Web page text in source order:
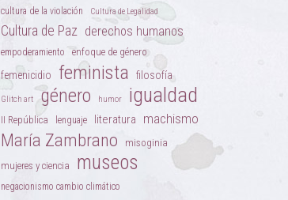
cultura de la violación Cultura de Legalidad
Cultura de Paz derechos humanos
empoderamiento enfoque de género
femenicidio feminista filosofía
Glitch art género humor igualdad
II República lenguaje literatura machismo
María Zambrano
misoginia
mujeres y ciencia
museos
negacionismo cambio climático